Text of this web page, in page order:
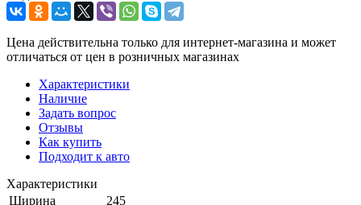
Цена действительна только для интернет-магазина и может
отличаться от цен в розничных магазинах
Характеристики
Наличие
Задать вопрос
Отзывы
Как купить
Подходит к авто
Характеристики
Ширина
245